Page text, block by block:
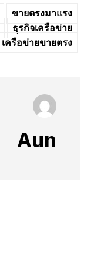
ขายตรงมาแรง
ธุรกิจเครือข่าย
เครือข่ายขายตรง
Aun